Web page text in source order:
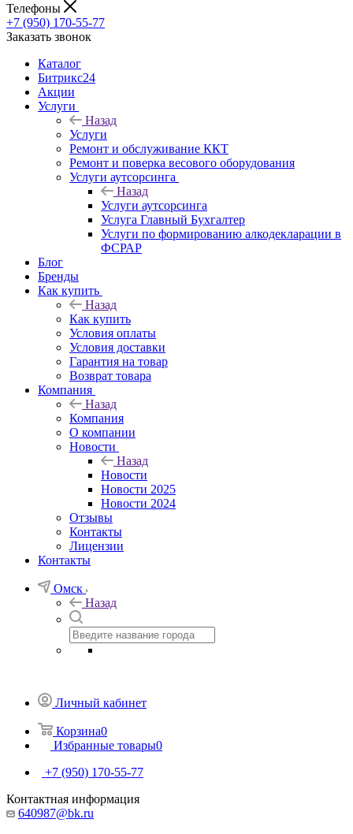
Телефоны
+7 (950) 170-55-77
Заказать звонок
Каталог
Битрикс24
Акции
Услуги
Назад
Услуги
Ремонт и обслуживание ККТ
Ремонт и поверка весового оборудования
Услуги аутсорсинга
Назад
Услуги аутсорсинга
Услуга Главный Бухгалтер
Услуги по формированию алкодекларации в
ФСРАР
Блог
Бренды
Как купить
Назад
Как купить
Условия оплаты
Условия доставки
Гарантия на товар
Возврат товара
Компания
Назад
Компания
О компании
Новости
Назад
Новости
Новости 2025
Новости 2024
Отзывы
Контакты
Лицензии
Контакты
Омск
Назад
Личный кабинет
Корзина0
Избранные товары0
+7 (950) 170-55-77
Контактная информация
640987@bk.ru